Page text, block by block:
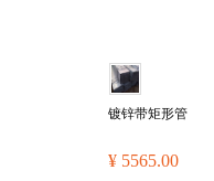
镀锌带矩形管
¥ 5565.00